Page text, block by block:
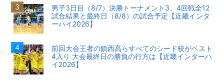
男子3日目（8/7）決勝トーナメント3、4回戦全12
試合結果と最終日（8/8）の試合予定【近畿インタ
ーハイ2026】
前回大会王者の鎮西高らすべてのシード校がベスト
4入り 大会最終日の勝負の行方は【近畿インターハ
イ2026】